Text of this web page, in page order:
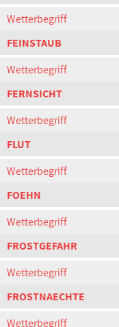
Wetterbegriff
FEINSTAUB
Wetterbegriff
FERNSICHT
Wetterbegriff
FLUT
Wetterbegriff
FOEHN
Wetterbegriff
FROSTGEFAHR
Wetterbegriff
FROSTNAECHTE
Wetterbegriff